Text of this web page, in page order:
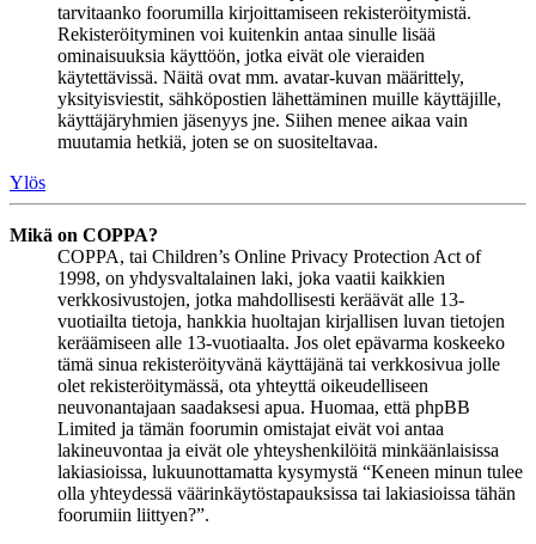
tarvitaanko foorumilla kirjoittamiseen rekisteröitymistä.
Rekisteröityminen voi kuitenkin antaa sinulle lisää
ominaisuuksia käyttöön, jotka eivät ole vieraiden
käytettävissä. Näitä ovat mm. avatar-kuvan määrittely,
yksityisviestit, sähköpostien lähettäminen muille käyttäjille,
käyttäjäryhmien jäsenyys jne. Siihen menee aikaa vain
muutamia hetkiä, joten se on suositeltavaa.
Ylös
Mikä on COPPA?
COPPA, tai Children’s Online Privacy Protection Act of
1998, on yhdysvaltalainen laki, joka vaatii kaikkien
verkkosivustojen, jotka mahdollisesti keräävät alle 13-
vuotiailta tietoja, hankkia huoltajan kirjallisen luvan tietojen
keräämiseen alle 13-vuotiaalta. Jos olet epävarma koskeeko
tämä sinua rekisteröityvänä käyttäjänä tai verkkosivua jolle
olet rekisteröitymässä, ota yhteyttä oikeudelliseen
neuvonantajaan saadaksesi apua. Huomaa, että phpBB
Limited ja tämän foorumin omistajat eivät voi antaa
lakineuvontaa ja eivät ole yhteyshenkilöitä minkäänlaisissa
lakiasioissa, lukuunottamatta kysymystä “Keneen minun tulee
olla yhteydessä väärinkäytöstapauksissa tai lakiasioissa tähän
foorumiin liittyen?”.